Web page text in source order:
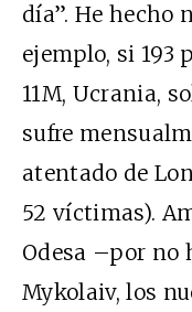
día”. He hecho
ejemplo, si 193
11M, Ucrania,
sufre
atentado de
52 víctimas).
Odesa –por no
Mykolaiv, los